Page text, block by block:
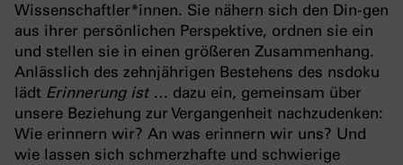
Wissenschaftler*innen. Sie nähern sich den Din-gen
aus ihrer persönlichen Perspektive, ordnen sie ein
und stellen sie in einen größeren Zusammenhang.
Anlässlich des zehnjährigen Bestehens des nsdoku
lädt Erinnerung ist … dazu ein, gemeinsam über
unsere Beziehung zur Vergangenheit nachzudenken:
Wie erinnern wir? An was erinnern wir uns? Und
wie lassen sich schmerzhafte und schwierige